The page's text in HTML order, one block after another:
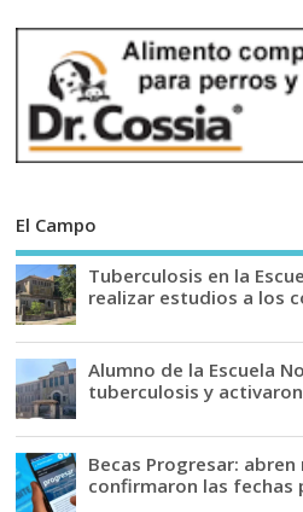
El Campo
Tuberculosis en la
realizar estudios a los
Alumno de la Escuela
tuberculosis y
Becas Progresar:
confirmaron las fechas